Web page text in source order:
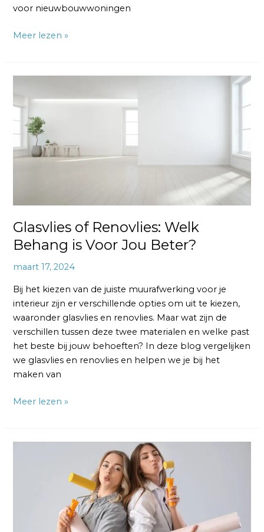
voor nieuwbouwwoningen
Meer lezen »
Glasvlies of Renovlies: Welk
Behang is Voor Jou Beter?
maart 17, 2024
Bij het kiezen van de juiste muurafwerking voor je
interieur zijn er verschillende opties om uit te kiezen,
waaronder glasvlies en renovlies. Maar wat zijn de
verschillen tussen deze twee materialen en welke past
het beste bij jouw behoeften? In deze blog vergelijken
we glasvlies en renovlies en helpen we je bij het
maken van
Renovlies:
Welk
Behang
is
Meer lezen »